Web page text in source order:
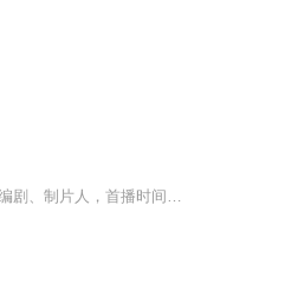
《封神榜》2000年台湾中视版陈怡真、王耿豪等人主演台湾神话电视剧。简远信担任导演、编剧、制片人，首播时间是2000年12月16日。讲述了昆仑山修行道士姜子牙奉命下山讨伐纣王的故事